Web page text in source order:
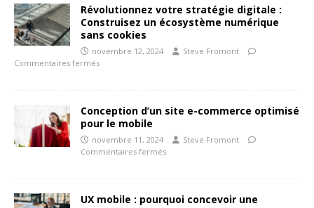
Révolutionnez votre stratégie digitale :
Construisez un écosystème numérique
sans cookies
novembre 12, 2024
Steve Fromont
Commentaires fermés
Conception d’un site e-commerce optimisé
pour le mobile
novembre 11, 2024
Steve Fromont
Commentaires fermés
UX mobile : pourquoi concevoir une